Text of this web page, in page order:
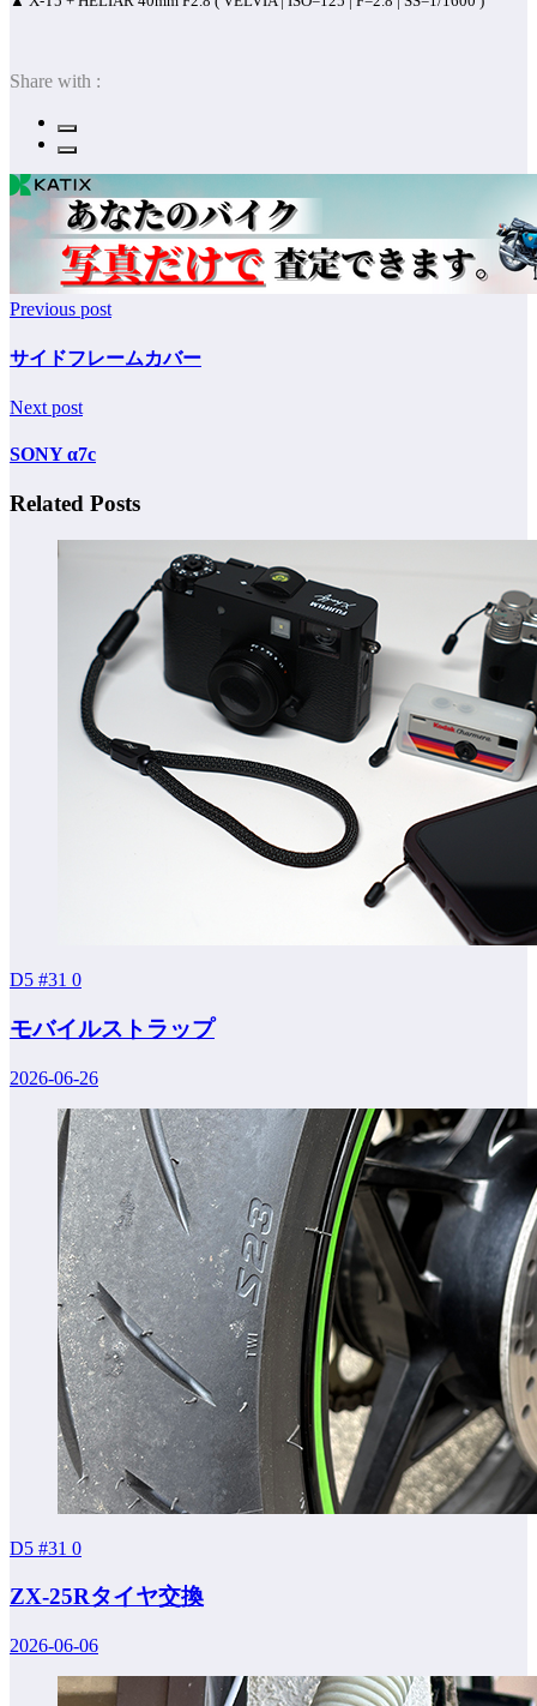
Share with :
Previous post
サイドフレームカバー
Next post
SONY α7c
Related Posts
D5 #31 0
モバイルストラップ
2026-06-26
D5 #31 0
ZX-25Rタイヤ交換
2026-06-06